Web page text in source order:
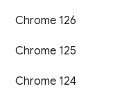
Chrome 126
Chrome 125
Chrome 124